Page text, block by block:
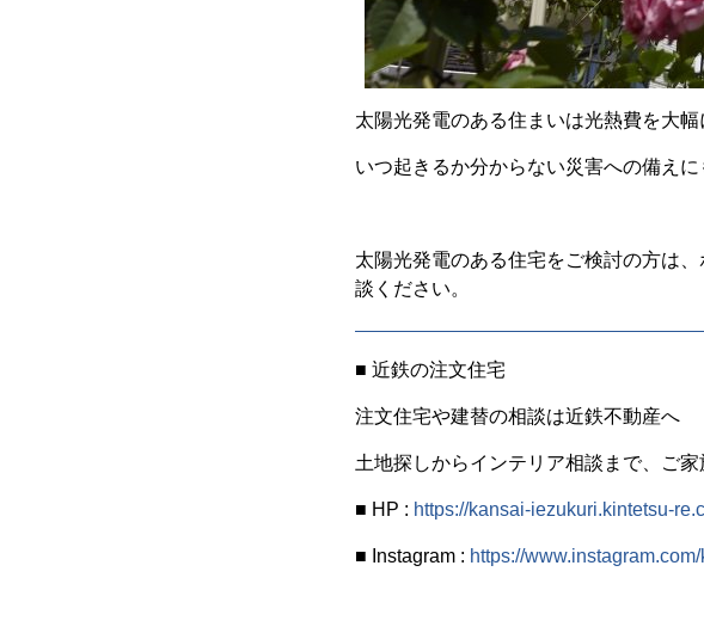
太陽光発電のある住まいは光熱費を大
いつ起きるか分からない災害への備えに
太陽光発電のある住宅をご検討の方は
談ください。
■ 近鉄の注文住宅
注文住宅や建替の相談は近鉄不動産へ
土地探しからインテリア相談まで、ご
■ HP : https://kansai-iezukuri.kintetsu-
■ Instagram : https://